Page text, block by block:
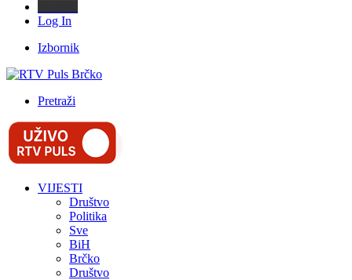
Log In
Izbornik
Pretraži
VIJESTI
Društvo
Politika
Sve
BiH
Brčko
Društvo